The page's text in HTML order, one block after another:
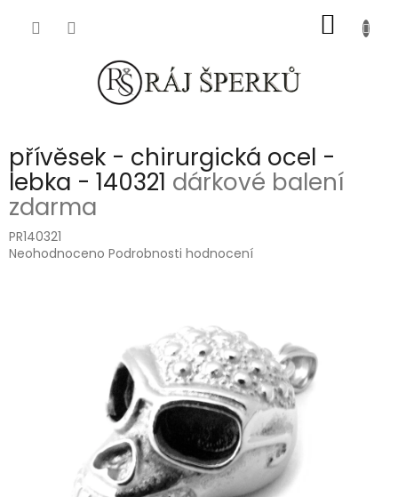
KOŠÍK
přívěsek - chirurgická ocel -
lebka - 140321 dárkové balení
zdarma
PR140321
Průměrné
Neohodnoceno Podrobnosti hodnocení